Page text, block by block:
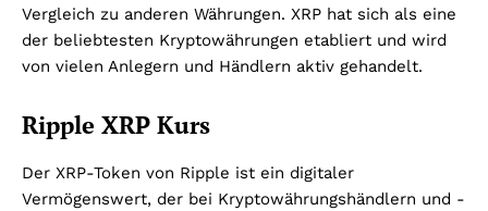
Vergleich zu anderen Währungen. XRP hat sich als eine
der beliebtesten Kryptowährungen etabliert und wird
von vielen Anlegern und Händlern aktiv gehandelt.
Ripple XRP Kurs
Der XRP-Token von Ripple ist ein digitaler
Vermögenswert, der bei Kryptowährungshändlern und -